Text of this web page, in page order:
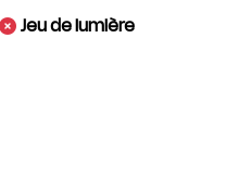
Jeu de lumière